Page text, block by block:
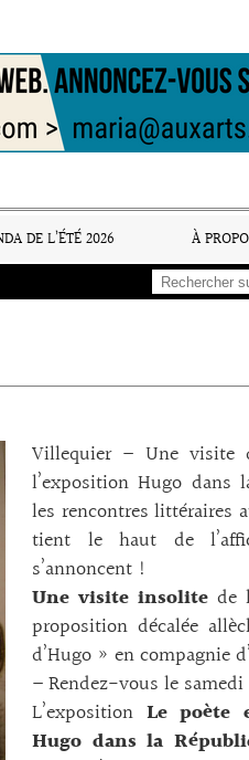
DE L’ÉTÉ 2026 À
Villequier – Une visite
l’exposition Hugo dans
les rencontres littéraires
tient le haut de
s’annoncent !
Une visite insolite de
proposition décalée
d’Hugo » en compagnie
– Rendez-vous le samedi
L’exposition Le poète
Hugo dans la